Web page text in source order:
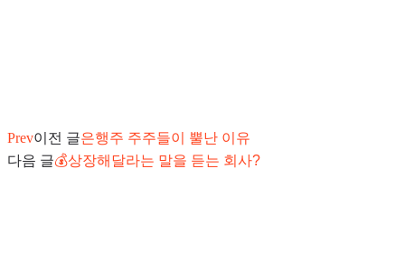
Prev이전 글은행주 주주들이 뿔난 이유
다음 글💰상장해달라는 말을 듣는 회사?